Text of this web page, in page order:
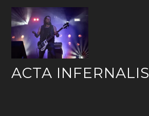
Skip
content
ACTA INFERNALIS